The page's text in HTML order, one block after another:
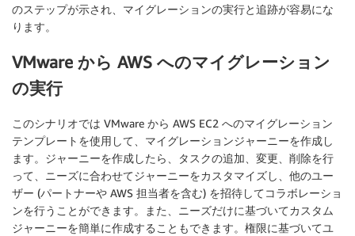
のステップが示され、マイグレーションの実行と追跡が容易にな
ります。
VMware から AWS へのマイグレーション
の実行
このシナリオでは VMware から AWS EC2 へのマイグレーション
テンプレートを使用して、マイグレーションジャーニーを作成し
ます。ジャーニーを作成したら、タスクの追加、変更、削除を行
って、ニーズに合わせてジャーニーをカスタマイズし、他のユー
ザー (パートナーや AWS 担当者を含む) を招待してコラボレーショ
ンを行うことができます。また、ニーズだけに基づいてカスタム
ジャーニーを簡単に作成することもできます。権限に基づいてユ